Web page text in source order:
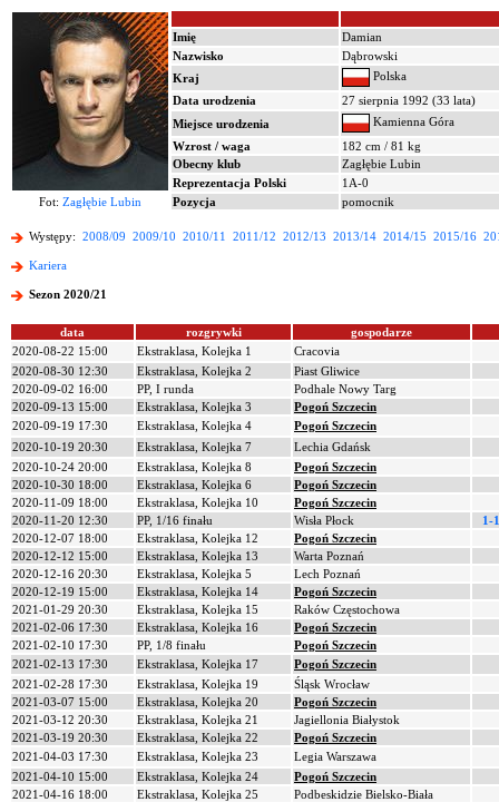
Imię
Damian
Nazwisko
Dąbrowski
Kraj
Polska
Data urodzenia
27 sierpnia 1992 (33 lata)
Miejsce urodzenia
Kamienna Góra
Wzrost / waga
182 cm / 81 kg
Obecny klub
Zagłębie Lubin
Reprezentacja Polski
1A-0
Fot: Zagłębie Lubin Pozycja pomocnik
Występy: 2008/09 2009/10 2010/11 2011/12 2012/13 2013/14 2014/15 2015/16
Kariera
Sezon 2020/21
data rozgrywki
gospodarze
2020-08-22 15:00
Ekstraklasa, Kolejka 1
Cracovia
2020-08-30 12:30
Ekstraklasa, Kolejka 2
Piast Gliwice
2020-09-02 16:00
PP, I runda
Podhale Nowy Targ
2020-09-13 15:00
Ekstraklasa, Kolejka 3
Pogoń Szczecin
2020-09-19 17:30
Ekstraklasa, Kolejka 4
Pogoń Szczecin
2020-10-19 20:30
Ekstraklasa, Kolejka 7
Lechia Gdańsk
2020-10-24 20:00
Ekstraklasa, Kolejka 8
Pogoń Szczecin
2020-10-30 18:00
Ekstraklasa, Kolejka 6
Pogoń Szczecin
2020-11-09 18:00
Ekstraklasa, Kolejka 10
Pogoń Szczecin
2020-11-20 12:30
PP, 1/16 finału Wisła Płock
1-
2020-12-07 18:00
Ekstraklasa, Kolejka 12
Pogoń Szczecin
2020-12-12 15:00
Ekstraklasa, Kolejka 13
Warta Poznań
2020-12-16 20:30
Ekstraklasa, Kolejka 5
Lech Poznań
2020-12-19 15:00
Ekstraklasa, Kolejka 14
Pogoń Szczecin
2021-01-29 20:30
Ekstraklasa, Kolejka 15
Raków Częstochowa
2021-02-06 17:30
Ekstraklasa, Kolejka 16
Pogoń Szczecin
2021-02-10 17:30
PP, 1/8 finału
Pogoń Szczecin
2021-02-13 17:30
Ekstraklasa, Kolejka 17
Pogoń Szczecin
2021-02-28 17:30
Ekstraklasa, Kolejka 19
Śląsk Wrocław
2021-03-07 15:00
Ekstraklasa, Kolejka 20
Pogoń Szczecin
2021-03-12 20:30
Ekstraklasa, Kolejka 21
Jagiellonia Białystok
2021-03-19 20:30
Ekstraklasa, Kolejka 22
Pogoń Szczecin
2021-04-03 17:30
Ekstraklasa, Kolejka 23
Legia Warszawa
2021-04-10 15:00
Ekstraklasa, Kolejka 24
Pogoń Szczecin
2021-04-16 18:00
Ekstraklasa, Kolejka 25
Podbeskidzie Bielsko-Biała